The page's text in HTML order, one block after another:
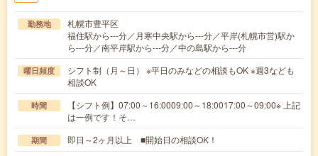
勤務地
札幌市豊平区
福住駅から---分／月寒中央駅から---分／平岸(札幌市営)駅か
ら---分／南平岸駅から---分／中の島駅から---分
曜日頻度
シフト制（月～日） ※平日のみなどの相談もOK ※週3なども
相談OK
時間
【シフト例】07:00～16:0009:00～18:0017:00～09:00※ 上記
は一例です！そ…
期間 即日～2ヶ月以上 ■開始日の相談OK！